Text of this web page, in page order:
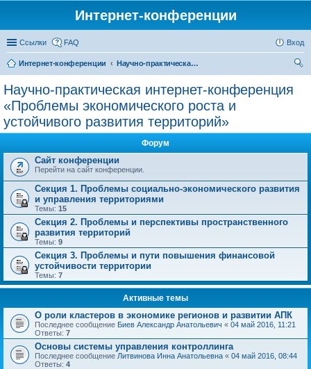
Интернет-конференции
Ссылки FAQ Вход
Интернет-конференции
Научно-практическая интернет-конференция «Проблемы экономического роста и устойчивого развития территорий»
Научно-практическая интернет-конференция
«Проблемы экономического роста и
устойчивого развития территорий»
Форум
Сайт конференции
Перейти на сайт конференции.
Секция 1. Проблемы социально-экономического развития
и управления территориями
Темы: 15
Секция 2. Проблемы и перспективы пространственного
развития территорий
Темы: 9
Секция 3. Проблемы и пути повышения финансовой
устойчивости территории
Темы: 7
Активные темы
О роли кластеров в экономике регионов и развитии АПК
Последнее сообщение Биев Александр Анатольевич « 04 май 2016, 11:21
Ответы: 7
Основы системы управления контроллинга
Последнее сообщение Литвинова Инна Анатольевна « 04 май 2016, 08:44
Ответы: 4